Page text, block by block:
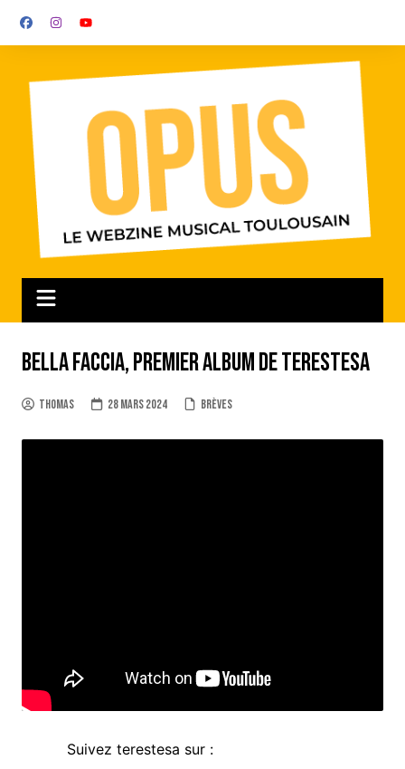
Bella Faccia, premier album de terestesa
Thomas 28 mars 2024 Brèves
Suivez terestesa sur :